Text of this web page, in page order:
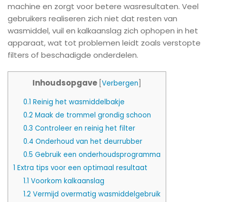
machine en zorgt voor betere wasresultaten. Veel
gebruikers realiseren zich niet dat resten van
wasmiddel, vuil en kalkaanslag zich ophopen in het
apparaat, wat tot problemen leidt zoals verstopte
filters of beschadigde onderdelen.
Inhoudsopgave Verbergen
0.1 Reinig het wasmiddelbakje
0.2 Maak de trommel grondig schoon
0.3 Controleer en reinig het filter
0.4 Onderhoud van het deurrubber
0.5 Gebruik een onderhoudsprogramma
1 Extra tips voor een optimaal resultaat
1.1 Voorkom kalkaanslag
1.2 Vermijd overmatig wasmiddelgebruik